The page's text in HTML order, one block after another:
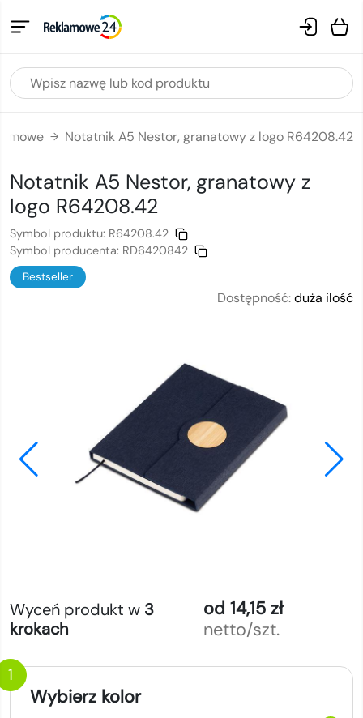
→ Notatnik A5 Nestor, granatowy z logo R64208.42
Notatnik A5 Nestor, granatowy z
logo R64208.42
Symbol produktu: R64208.42
Symbol producenta: RD6420842
Bestseller
Dostępność:duża ilość
Wyceń produkt w 3
krokach
od 14,15 zł
netto/szt.
1
Wybierz kolor